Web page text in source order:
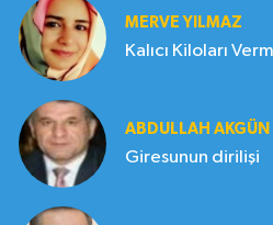
MERVE YILMAZ
Kalıcı Kiloları
ABDULLAH AKGÜN
Giresunun dirilişi